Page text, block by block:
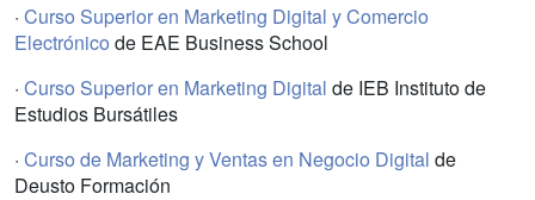
· Curso Superior en Marketing Digital y Comercio
Electrónico de EAE Business School
· Curso Superior en Marketing Digital de IEB Instituto de
Estudios Bursátiles
· Curso de Marketing y Ventas en Negocio Digital de
Deusto Formación